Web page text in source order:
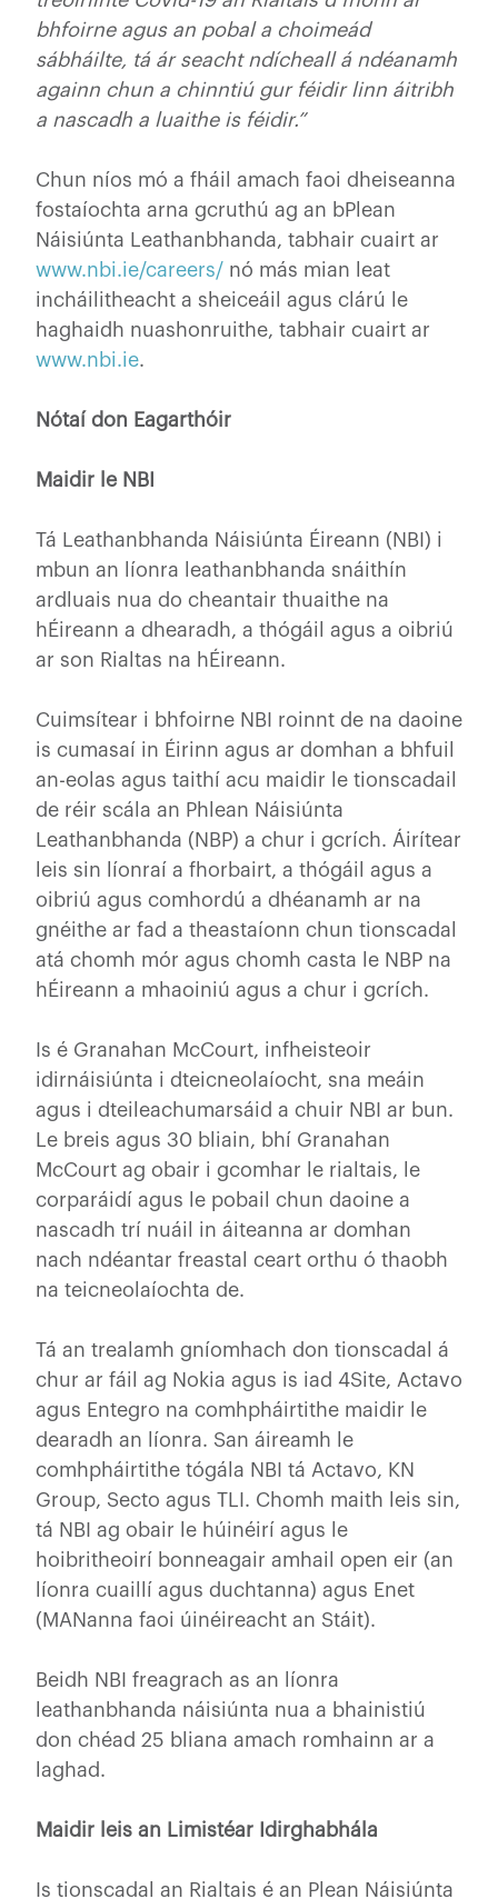
bhfoirne agus an pobal a choimeád
sábháilte, tá ár seacht ndícheall á ndéanamh
againn chun a chinntiú gur féidir linn áitribh
a nascadh a luaithe is féidir.”
Chun níos mó a fháil amach faoi dheiseanna
fostaíochta arna gcruthú ag an bPlean
Náisiúnta Leathanbhanda, tabhair cuairt ar
www.nbi.ie/careers/ nó más mian leat
incháilitheacht a sheiceáil agus clárú le
haghaidh nuashonruithe, tabhair cuairt ar
www.nbi.ie.
Nótaí don Eagarthóir
Maidir le NBI
Tá Leathanbhanda Náisiúnta Éireann (NBI) i
mbun an líonra leathanbhanda snáithín
ardluais nua do cheantair thuaithe na
hÉireann a dhearadh, a thógáil agus a oibriú
ar son Rialtas na hÉireann.
Cuimsítear i bhfoirne NBI roinnt de na daoine
is cumasaí in Éirinn agus ar domhan a bhfuil
an-eolas agus taithí acu maidir le tionscadail
de réir scála an Phlean Náisiúnta
Leathanbhanda (NBP) a chur i gcrích. Áirítear
leis sin líonraí a fhorbairt, a thógáil agus a
oibriú agus comhordú a dhéanamh ar na
gnéithe ar fad a theastaíonn chun tionscadal
atá chomh mór agus chomh casta le NBP na
hÉireann a mhaoiniú agus a chur i gcrích.
Is é Granahan McCourt, infheisteoir
idirnáisiúnta i dteicneolaíocht, sna meáin
agus i dteileachumarsáid a chuir NBI ar bun.
Le breis agus 30 bliain, bhí Granahan
McCourt ag obair i gcomhar le rialtais, le
corparáidí agus le pobail chun daoine a
nascadh trí nuáil in áiteanna ar domhan
nach ndéantar freastal ceart orthu ó thaobh
na teicneolaíochta de.
Tá an trealamh gníomhach don tionscadal á
chur ar fáil ag Nokia agus is iad 4Site, Actavo
agus Entegro na comhpháirtithe maidir le
dearadh an líonra. San áireamh le
comhpháirtithe tógála NBI tá Actavo, KN
Group, Secto agus TLI. Chomh maith leis sin,
tá NBI ag obair le húinéirí agus le
hoibritheoirí bonneagair amhail open eir (an
líonra cuaillí agus duchtanna) agus Enet
(MANanna faoi úinéireacht an Stáit).
Beidh NBI freagrach as an líonra
leathanbhanda náisiúnta nua a bhainistiú
don chéad 25 bliana amach romhainn ar a
laghad.
Maidir leis an Limistéar Idirghabhála
Is tionscadal an Rialtais é an Plean Náisiúnta